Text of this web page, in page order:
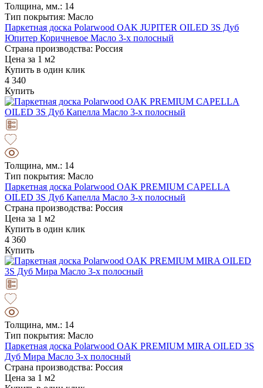
Толщина, мм.: 14
Тип покрытия: Масло
Паркетная доска Polarwood OAK JUPITER OILED 3S Дуб
Юпитер Коричневое Масло 3-х полосный
Страна производства: Россия
Цена за 1 м2
Купить в один клик
4 340
Купить
Толщина, мм.: 14
Тип покрытия: Масло
Паркетная доска Polarwood OAK PREMIUM CAPELLA
OILED 3S Дуб Капелла Масло 3-х полосный
Страна производства: Россия
Цена за 1 м2
Купить в один клик
4 360
Купить
Толщина, мм.: 14
Тип покрытия: Масло
Паркетная доска Polarwood OAK PREMIUM MIRA OILED 3S
Дуб Мира Масло 3-х полосный
Страна производства: Россия
Цена за 1 м2